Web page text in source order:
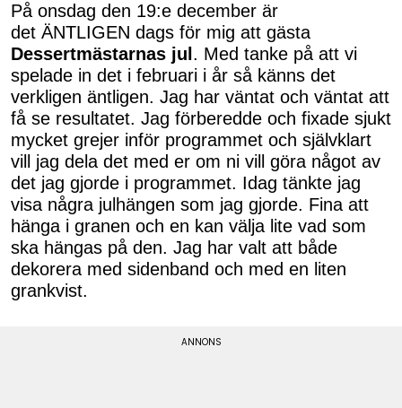
På onsdag den 19:e december är
det ÄNTLIGEN dags för mig att gästa
Dessertmästarnas jul . Med tanke på att vi
spelade in det i februari i år så känns det
verkligen äntligen. Jag har väntat och väntat att
få se resultatet. Jag förberedde och fixade sjukt
mycket grejer inför programmet och självklart
vill jag dela det med er om ni vill göra något av
det jag gjorde i programmet. Idag tänkte jag
visa några julhängen som jag gjorde. Fina att
hänga i granen och en kan välja lite vad som
ska hängas på den. Jag har valt att både
dekorera med sidenband och med en liten
grankvist.